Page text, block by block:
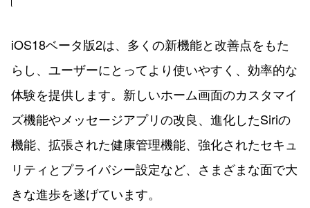
iOS18ベータ版2は、多くの新機能と改善点をもた
らし、ユーザーにとってより使いやすく、効率的な
体験を提供します。新しいホーム画面のカスタマイ
ズ機能やメッセージアプリの改良、進化したSiriの
機能、拡張された健康管理機能、強化されたセキュ
リティとプライバシー設定など、さまざまな面で大
きな進歩を遂げています。